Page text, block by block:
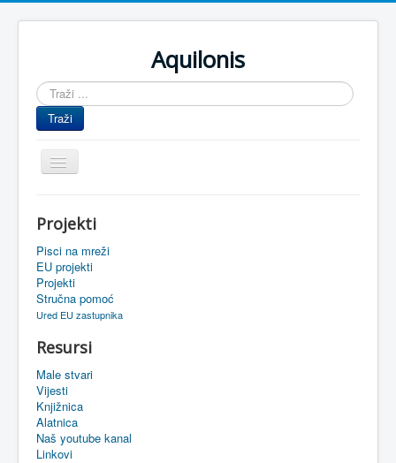
Aquilonis
Traži
...
Traži
Prikaz/Sakrivanje
navigacije
Upravljanje znanjem
Obrazovanje
Upravljanje projektima
Oaza
Sistemski alati
eMapa
Projekti
Pisci na mreži
EU projekti
Projekti
Stručna pomoć
Ured EU zastupnika
Resursi
Male stvari
Vijesti
Knjižnica
Alatnica
Naš youtube kanal
Linkovi